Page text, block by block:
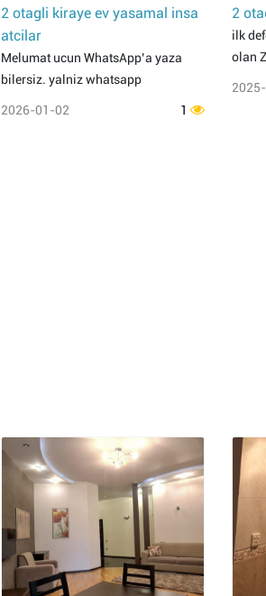
2 otagli kiraye ev yasamal insa
atcilar
Melumat ucun WhatsApp’a yaza
bilersiz. yalniz whatsapp
2026-01-02 1
2
ilk
olan